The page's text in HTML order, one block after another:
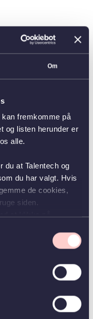
Om
fremkomme på
og listen herunder er
alle.
du at Talentech og
du har valgt. Hvis
de cookies,
siden.